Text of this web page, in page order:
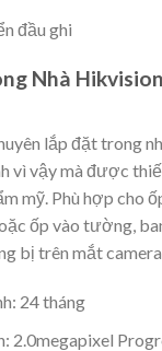
đầu ghi
Nhà
lắp đặt trong
vì vậy mà được
mỹ. Phù hợp cho
ốp vào tường,
bị trên mắt
24 tháng
2.0megapixel